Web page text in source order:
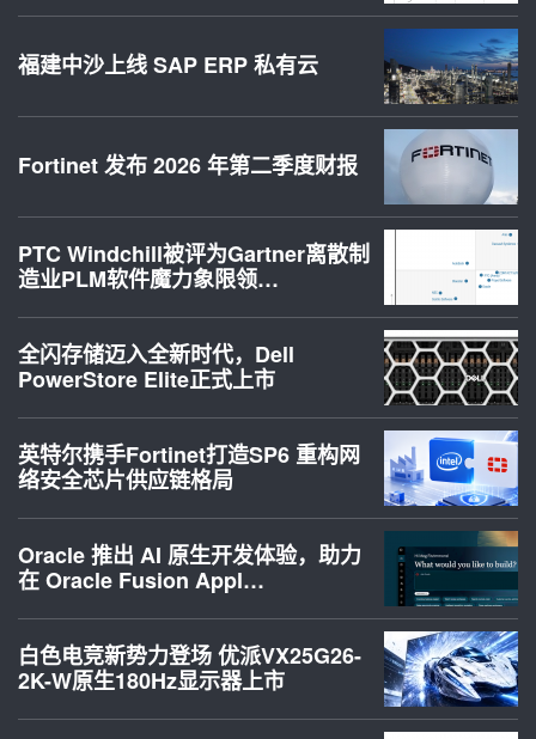
福建中沙上线 SAP ERP 私有云
Fortinet 发布 2026 年第二季度财报
PTC Windchill被评为Gartner离散制
造业PLM软件魔力象限领…
全闪存储迈入全新时代，Dell
PowerStore Elite正式上市
英特尔携手Fortinet打造SP6 重构网
络安全芯片供应链格局
Oracle 推出 AI 原生开发体验，助力
在 Oracle Fusion Appl…
白色电竞新势力登场 优派VX25G26-
2K-W原生180Hz显示器上市